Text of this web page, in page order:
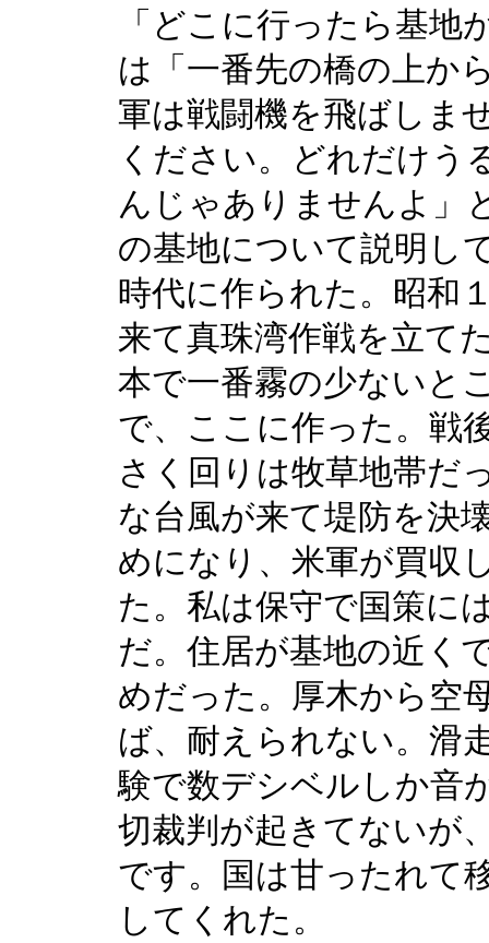
「どこに行ったら基地
は「一番先の橋の上か
軍は戦闘機を飛ばしま
ください。どれだけう
んじゃありませんよ」
の基地について説明し
時代に作られた。昭和
来て真珠湾作戦を立て
本で一番霧の少ないと
で、ここに作った。戦
さく回りは牧草地帯だ
な台風が来て堤防を決
めになり、米軍が買収
た。私は保守で国策に
だ。住居が基地の近く
めだった。厚木から空
ば、耐えられない。滑
験で数デシベルしか音
切裁判が起きてないが
です。国は甘ったれて
してくれた。